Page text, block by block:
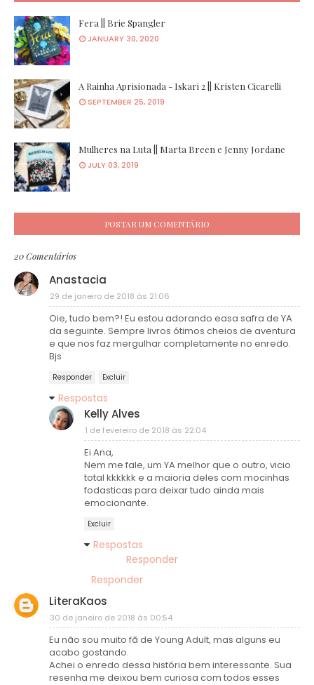
Fera || Brie Spangler
JANUARY 30, 2020
A Rainha Aprisionada - Iskari 2 || Kristen Cicarelli
SEPTEMBER 25, 2019
Mulheres na Luta || Marta Breen e Jenny Jordane
JULY 03, 2019
POSTAR UM COMENTÁRIO
20 Comentários
Anastacia
29 de janeiro de 2018 às 21:06
Oie, tudo bem?! Eu estou adorando easa safra de YA
da seguinte. Sempre livros ótimos cheios de aventura
e que nos faz mergulhar completamente no enredo.
Bjs
Responder Excluir
Respostas
Kelly Alves
1 de fevereiro de 2018 às 22:04
Ei Ana,
Nem me fale, um YA melhor que o outro, vicio
total kkkkkk e a maioria deles com mocinhas
fodasticas para deixar tudo ainda mais
emocionante.
Excluir
Respostas
Responder
Responder
LiteraKaos
30 de janeiro de 2018 às 00:54
Eu não sou muito fã de Young Adult, mas alguns eu
acabo gostando.
Achei o enredo dessa história bem interessante. Sua
resenha me deixou bem curiosa com todos esses